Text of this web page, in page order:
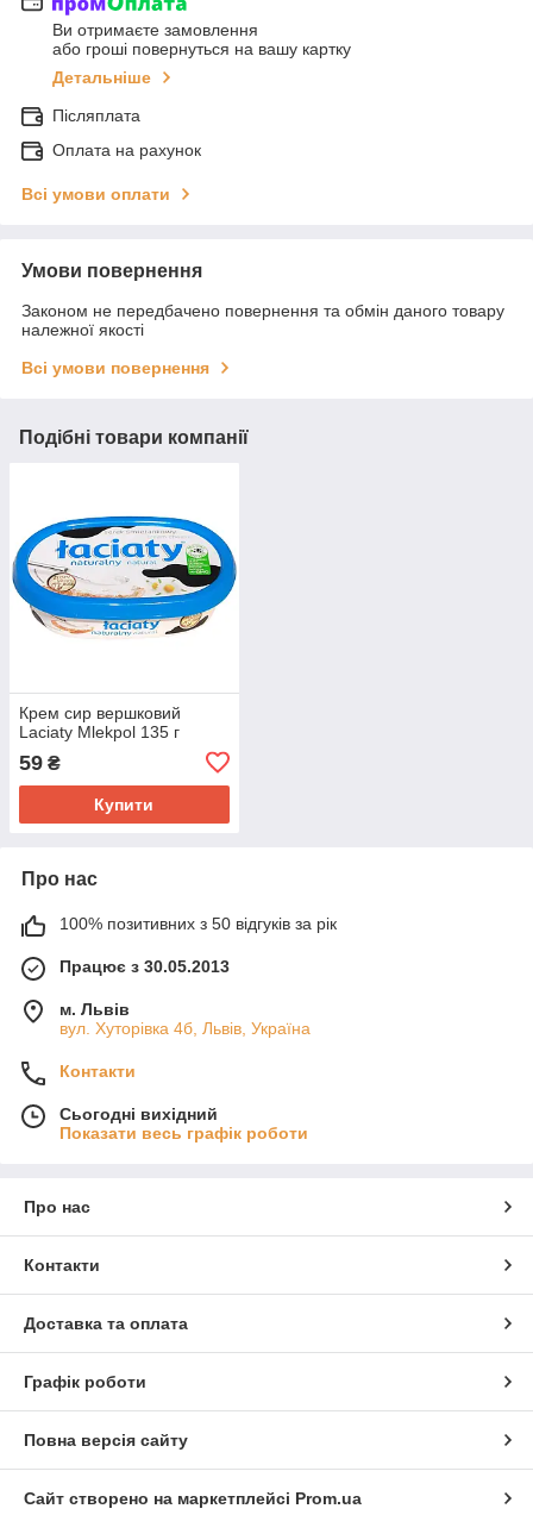
Ви отримаєте замовлення
або гроші повернуться на вашу картку
Детальніше
Післяплата
Оплата на рахунок
Всі умови оплати
Умови повернення
Законом не передбачено повернення та обмін даного товару
належної якості
Всі умови повернення
Подібні товари компанії
Крем сир вершковий
Laciaty Mlekpol 135 г
59 ₴
Купити
Про нас
100% позитивних з 50 відгуків за рік
Працює з 30.05.2013
м. Львів
вул. Хуторівка 4б, Львів, Україна
Контакти
Сьогодні вихідний
Показати весь графік роботи
Про нас
Контакти
Доставка та оплата
Графік роботи
Повна версія сайту
Сайт створено на маркетплейсі Prom.ua